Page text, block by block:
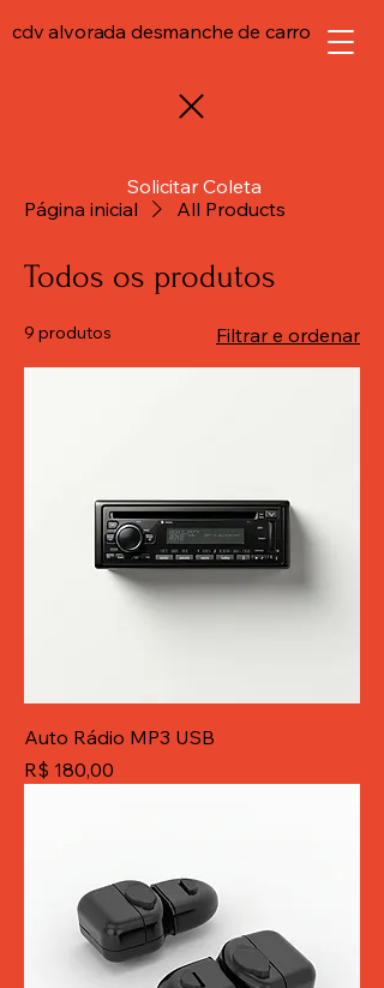
cdv alvorada desmanche de carro
Solicitar Coleta
Página inicial
All Products
Todos os produtos
9 produtos Filtrar e ordenar
Auto Rádio MP3 USB
Preço
R$ 180,00